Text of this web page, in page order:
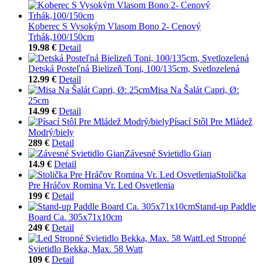
Koberec S Vysokým Vlasom Bono 2- Cenový
Trhák,100/150cm
19.98 € Detail
Detská Posteľná Bielizeň Toni, 100/135cm, Svetlozelená
12.99 € Detail
Misa Na Šalát Capri, Ø:
25cm
14.99 € Detail
Písací Stôl Pre Mládež
Modrý/biely
289 € Detail
Závesné Svietidlo Gian
14.9 € Detail
Stolička
Pre Hráčov Romina Vr. Led Osvetlenia
199 € Detail
Stand-up Paddle
Board Ca. 305x71x10cm
249 € Detail
Led Stropné
Svietidlo Bekka, Max. 58 Watt
109 € Detail